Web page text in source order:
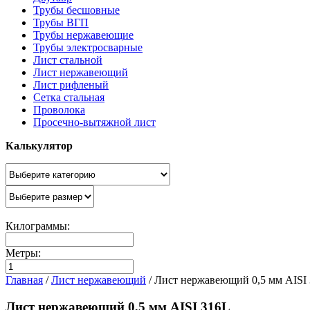
Трубы бесшовные
Трубы ВГП
Трубы нержавеющие
Трубы электросварные
Лист стальной
Лист нержавеющий
Лист рифленый
Сетка стальная
Проволока
Просечно-вытяжной лист
Калькулятор
Килограммы:
Метры:
Главная /Лист нержавеющий /Лист нержавеющий 0,5 мм AISI
Лист нержавеющий 0,5 мм AISI 316L